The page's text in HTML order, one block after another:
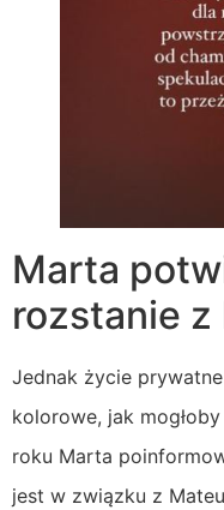
Marta
rozstanie
Jednak życie
kolorowe, jak
roku Marta
jest w związku z